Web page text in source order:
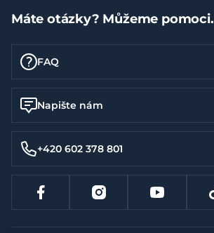
Máte otázky? Můžeme pomoci.
FAQ
Napište nám
+420 602 378 801